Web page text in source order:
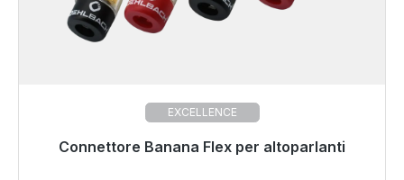
EXCELLENCE
Connettore Banana Flex per altoparlanti
Pronto per la spedizione immediata, tempo di